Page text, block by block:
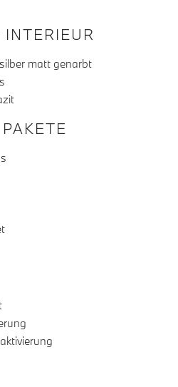
matt genarbt